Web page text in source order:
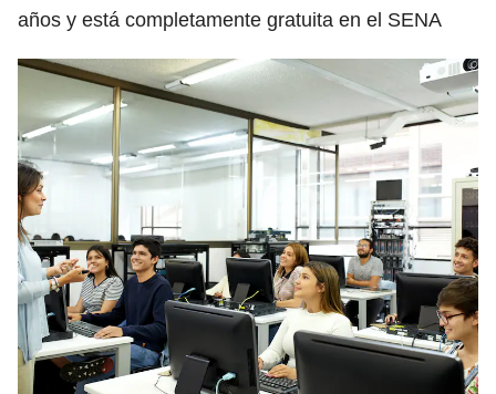
años y está completamente gratuita en el SENA